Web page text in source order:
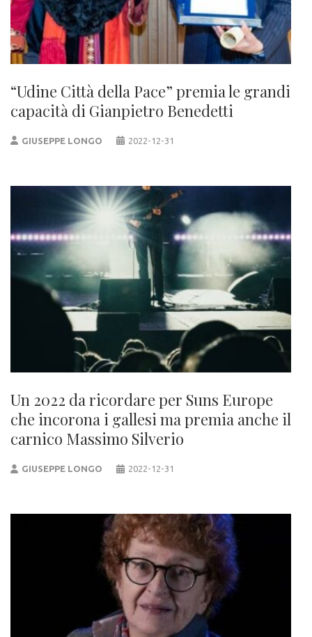
“Udine Città della Pace” premia le grandi
capacità di Gianpietro Benedetti
GIUSEPPE LONGO 2022-12-31
Un 2022 da ricordare per Suns Europe
che incorona i gallesi ma premia anche il
carnico Massimo Silverio
GIUSEPPE LONGO 2022-12-31